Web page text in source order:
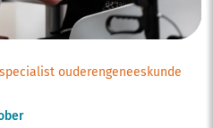
ouderengeneeskunde